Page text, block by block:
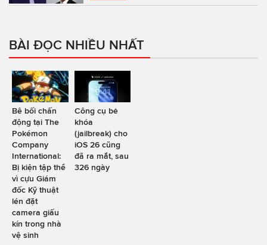
BÀI ĐỌC NHIỀU NHẤT
Bê bối chấn
động tại The
Pokémon
Company
International:
Bị kiện tập thể
vì cựu Giám
đốc Kỹ thuật
lén đặt
camera giấu
kín trong nhà
vệ sinh
Công cụ bẻ
khóa
(jailbreak) cho
iOS 26 cũng
đã ra mắt, sau
326 ngày